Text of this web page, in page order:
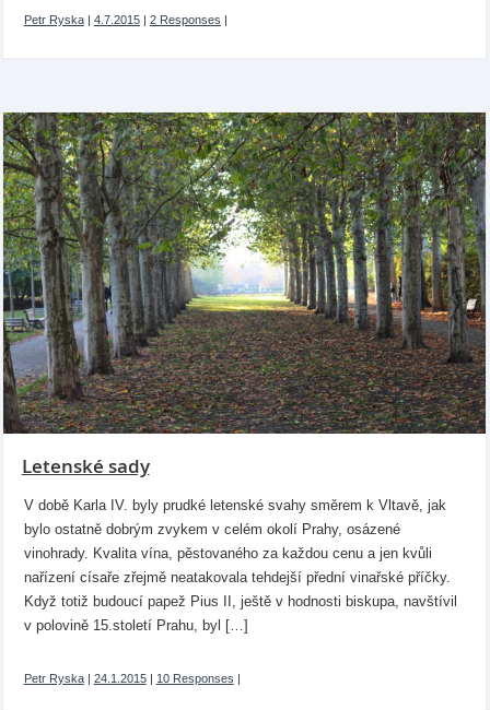
Petr Ryska| 4.7.2015| 2 Responses
Letenské sady
V době Karla IV. byly prudké letenské svahy směrem k Vltavě, jak
bylo ostatně dobrým zvykem v celém okolí Prahy, osázené
vinohrady. Kvalita vína, pěstovaného za každou cenu a jen kvůli
nařízení císaře zřejmě neatakovala tehdejší přední vinařské příčky.
Když totiž budoucí papež Pius II, ještě v hodnosti biskupa, navštívil
v polovině 15.století Prahu, byl […]
Petr Ryska| 24.1.2015| 10 Responses